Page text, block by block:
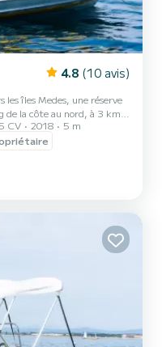
4.8 (10 avis)
les îles Medes, une réserve
la côte au nord, à 3 km
La navigation est de
CV 2018
5 m